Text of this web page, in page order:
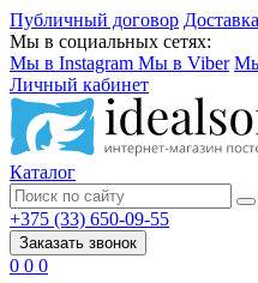
Публичный договор
Мы в социальных сетях:
Мы в Instagram Мы в Viber
Личный кабинет
Каталог
+375 (33) 650-09-55
Заказать звонок
0 0 0